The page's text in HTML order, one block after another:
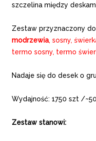
szczelina między
Zestaw przyznaczony
modrzewia, sosny,
termo sosny, termo
Nadaje się do desek o
Wydajność: 1750 szt /
Zestaw stanowi: